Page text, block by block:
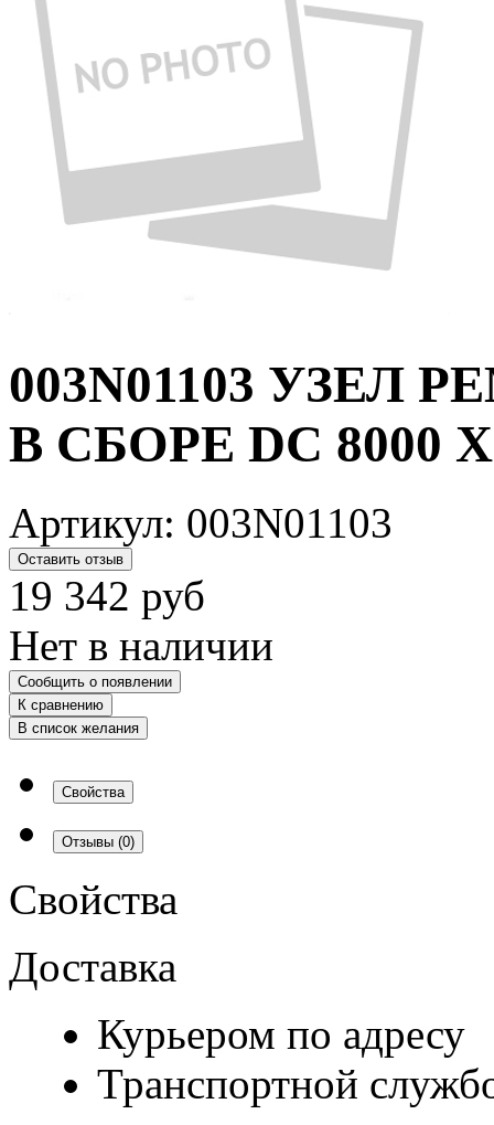
003N01103 УЗЕЛ
В СБОРЕ DC 8000
Артикул: 003N01103
Оставить отзыв
19 342 руб
Нет в наличии
Сообщить о появлении
К сравнению
В список желания
Свойства
Отзывы (0)
Свойства
Доставка
Курьером по адресу
Транспортной